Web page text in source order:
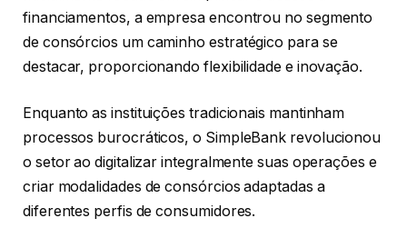
financiamentos, a empresa encontrou no segmento
de consórcios um caminho estratégico para se
destacar, proporcionando flexibilidade e inovação.
Enquanto as instituições tradicionais mantinham
processos burocráticos, o SimpleBank revolucionou
o setor ao digitalizar integralmente suas operações e
criar modalidades de consórcios adaptadas a
diferentes perfis de consumidores.